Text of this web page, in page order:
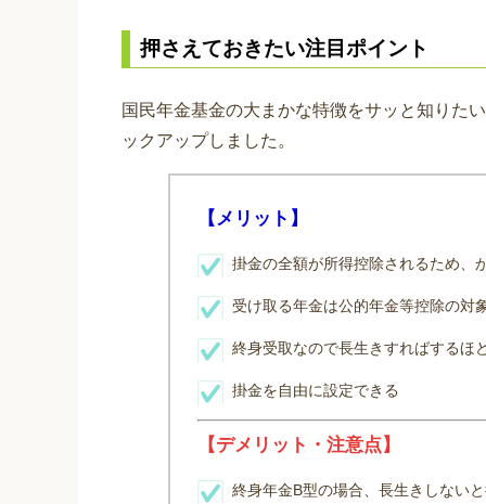
押さえておきたい注目ポイント
国民年金基金の大まかな特徴をサッと知りた
ックアップしました。
【メリット】
掛金の全額が所得控除されるため、
受け取る年金は公的年金等控除の対
終身受取なので長生きすればするほ
掛金を自由に設定できる
【デメリット・注意点】
終身年金B型の場合、長生きしない